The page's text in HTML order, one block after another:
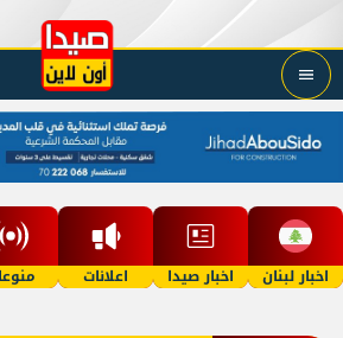
اخبار لبنان اخبار صيدا اعلانات